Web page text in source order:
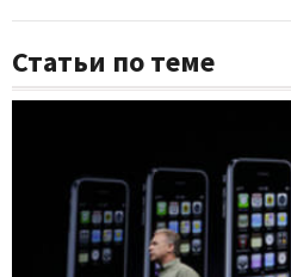
Статьи по теме